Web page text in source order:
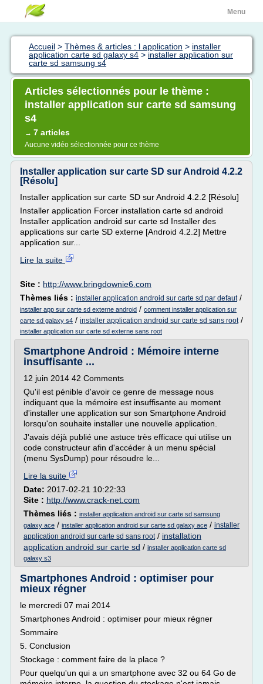
Menu
Accueil > Thèmes & articles : l application > installer
application carte sd galaxy s4 > installer application sur
carte sd samsung s4
Articles sélectionnés pour le thème :
installer application sur carte sd samsung
s4
→ 7 articles
Aucune vidéo sélectionnée pour ce thème
Installer application sur carte SD sur Android 4.2.2
[Résolu]
Installer application sur carte SD sur Android 4.2.2 [Résolu]
Installer application Forcer installation carte sd android
Installer application android sur carte sd Installer des
applications sur carte SD externe [Android 4.2.2] Mettre
application sur...
Lire la suite
Site : http://www.bringdownie6.com
Thèmes liés : installer application android sur carte sd par defaut/
installer app sur carte sd externe android / comment installer application sur
carte sd galaxy s4 / installer application android sur carte sd sans root/
installer application sur carte sd externe sans root
Smartphone Android : Mémoire interne
insuffisante ...
12 juin 2014 42 Comments
Qu'il est pénible d'avoir ce genre de message nous
indiquant que la mémoire est insuffisante au moment
d'installer une application sur son Smartphone Android
lorsqu'on souhaite installer une nouvelle application.
J'avais déjà publié une astuce très efficace qui utilise un
code constructeur afin d'accéder à un menu spécial
(menu SysDump) pour résoudre le...
Lire la suite
Date: 2017-02-21 10:22:33
Site : http://www.crack-net.com
Thèmes liés : installer application android sur carte sd samsung
galaxy ace / installer application android sur carte sd galaxy ace / installer
application android sur carte sd sans root/ installation
application android sur carte sd / installer application carte sd
galaxy s3
Smartphones Android : optimiser pour
mieux régner
le mercredi 07 mai 2014
Smartphones Android : optimiser pour mieux régner
Sommaire
5. Conclusion
Stockage : comment faire de la place ?
Pour quelqu'un qui a un smartphone avec 32 ou 64 Go de